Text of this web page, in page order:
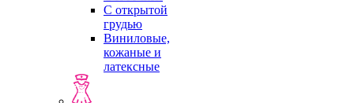
С открытой
грудью
Виниловые,
кожаные и
латексные